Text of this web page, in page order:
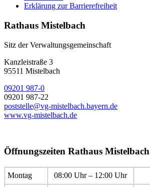
Erklärung zur Barrierefreiheit
Rathaus Mistelbach
Sitz der Verwaltungsgemeinschaft
Kanzleistraße 3
95511 Mistelbach
09201 987-0
09201 987-22
poststelle@vg-mistelbach.bayern.de
www.vg-mistelbach.de
Öffnungszeiten Rathaus Mistelbach
Montag 08:00 Uhr – 12:00 Uhr